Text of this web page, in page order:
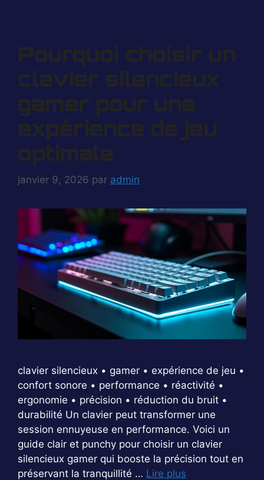
Pourquoi choisir un
clavier silencieux
gamer pour une
expérience de jeu
optimale
janvier 9, 2026 par admin
clavier silencieux • gamer • expérience de jeu •
confort sonore • performance • réactivité •
ergonomie • précision • réduction du bruit •
durabilité Un clavier peut transformer une
session ennuyeuse en performance. Voici un
guide clair et punchy pour choisir un clavier
silencieux gamer qui booste la précision tout en
préservant la tranquillité … Lire plus